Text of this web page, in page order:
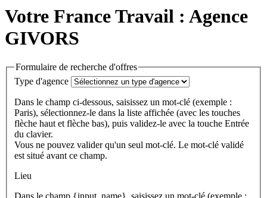
Votre France Travail : Agence
GIVORS
Formulaire de recherche d'offres
Type d'agence
Dans le champ ci-dessous, saisissez un mot-clé (exemple :
Paris), sélectionnez-le dans la liste affichée (avec les touches
flèche haut et flèche bas), puis validez-le avec la touche Entrée
du clavier.
Vous ne pouvez valider qu'un seul mot-clé. Le mot-clé validé
est situé avant ce champ.
Lieu
Dans le champ {input_name}, saisissez un mot-clé (exemple :